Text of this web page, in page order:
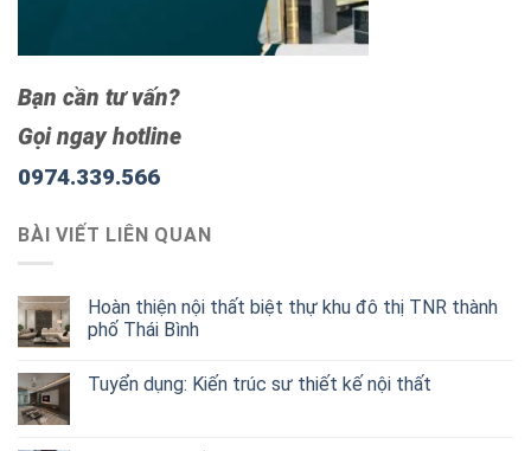
Bạn cần tư vấn?
Gọi ngay hotline
0974.339.566
BÀI VIẾT LIÊN QUAN
Hoàn thiện nội thất biệt thự khu đô thị TNR thành
phố Thái Bình
Tuyển dụng: Kiến trúc sư thiết kế nội thất